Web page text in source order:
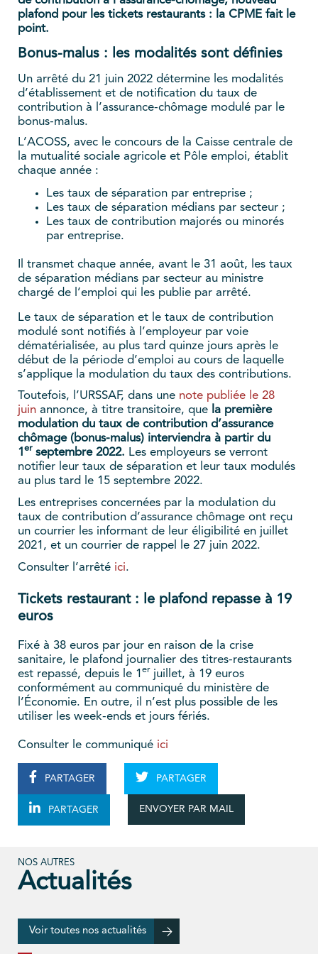
plafond pour les tickets restaurants : la CPME fait le
point.
Bonus-malus : les modalités sont définies
Un arrêté du 21 juin 2022 détermine les modalités
d’établissement et de notification du taux de
contribution à l’assurance-chômage modulé par le
bonus-malus.
L’ACOSS, avec le concours de la Caisse centrale de
la mutualité sociale agricole et Pôle emploi, établit
chaque année :
Les taux de séparation par entreprise ;
Les taux de séparation médians par secteur ;
Les taux de contribution majorés ou minorés
par entreprise.
Il transmet chaque année, avant le 31 août, les taux
de séparation médians par secteur au ministre
chargé de l’emploi qui les publie par arrêté.
Le taux de séparation et le taux de contribution
modulé sont notifiés à l’employeur par voie
dématérialisée, au plus tard quinze jours après le
début de la période d’emploi au cours de laquelle
s’applique la modulation du taux des contributions.
Toutefois, l’URSSAF, dans une note publiée le 28
juin annonce, à titre transitoire, que la première
modulation du taux de contribution d’assurance
chômage (bonus-malus) interviendra à partir du
1 er septembre 2022. Les employeurs se verront
notifier leur taux de séparation et leur taux modulés
au plus tard le 15 septembre 2022.
Les entreprises concernées par la modulation du
taux de contribution d’assurance chômage ont reçu
un courrier les informant de leur éligibilité en juillet
2021, et un courrier de rappel le 27 juin 2022.
Consulter l’arrêté ici.
Tickets restaurant : le plafond repasse à 19
euros
Fixé à 38 euros par jour en raison de la crise
sanitaire, le plafond journalier des titres-restaurants
est repassé, depuis le 1 er juillet, à 19 euros
conformément au communiqué du ministère de
l’Économie. En outre, il n’est plus possible de les
utiliser les week-ends et jours fériés.
Consulter le communiqué ici
PARTAGER PARTAGER
PARTAGER ENVOYER PAR MAIL
NOS AUTRES
Actualités
Voir toutes nos actualités